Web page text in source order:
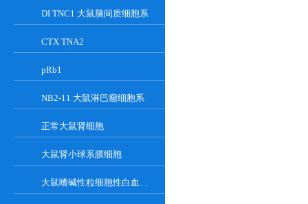
DI TNC1 大鼠脑间质细胞系
CTX TNA2
pRb1
NB2-11 大鼠淋巴瘤细胞系
正常大鼠肾细胞
大鼠肾小球系膜细胞
大鼠嗜碱性粒细胞性白血病细胞